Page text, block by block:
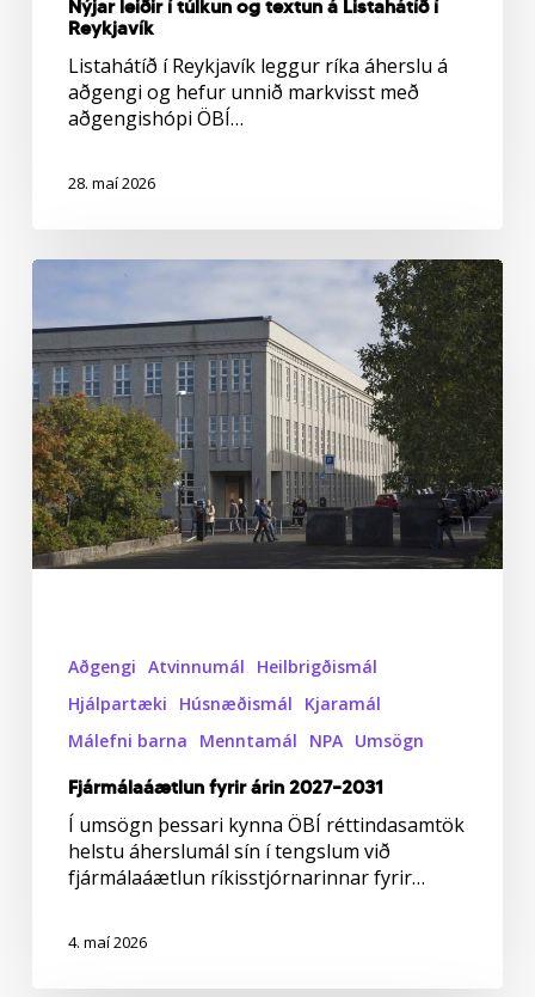
Nýjar leiðir í túlkun og textun á Listahátíð í
Reykjavík
Listahátíð í Reykjavík leggur ríka áherslu á
aðgengi og hefur unnið markvisst með
aðgengishópi ÖBÍ…
28. maí 2026
Fjármálaáætlun
árin
2027–
2031
Aðgengi Atvinnumál
Heilbrigðismál
Hjálpartæki
Húsnæðismál
Kjaramál
Málefni barna
Menntamál NPA Umsögn
Fjármálaáætlun fyrir árin 2027–2031
Í umsögn þessari kynna ÖBÍ réttindasamtök
helstu áherslumál sín í tengslum við
fjármálaáætlun ríkisstjórnarinnar fyrir…
4. maí 2026